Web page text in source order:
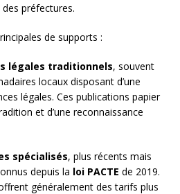
préfectures.
de supports :
légales traditionnels, souvent
locaux disposant d’une
légales. Ces publications papier
et d’une reconnaissance
spécialisés, plus récents mais
depuis la loi PACTE de 2019.
généralement des tarifs plus